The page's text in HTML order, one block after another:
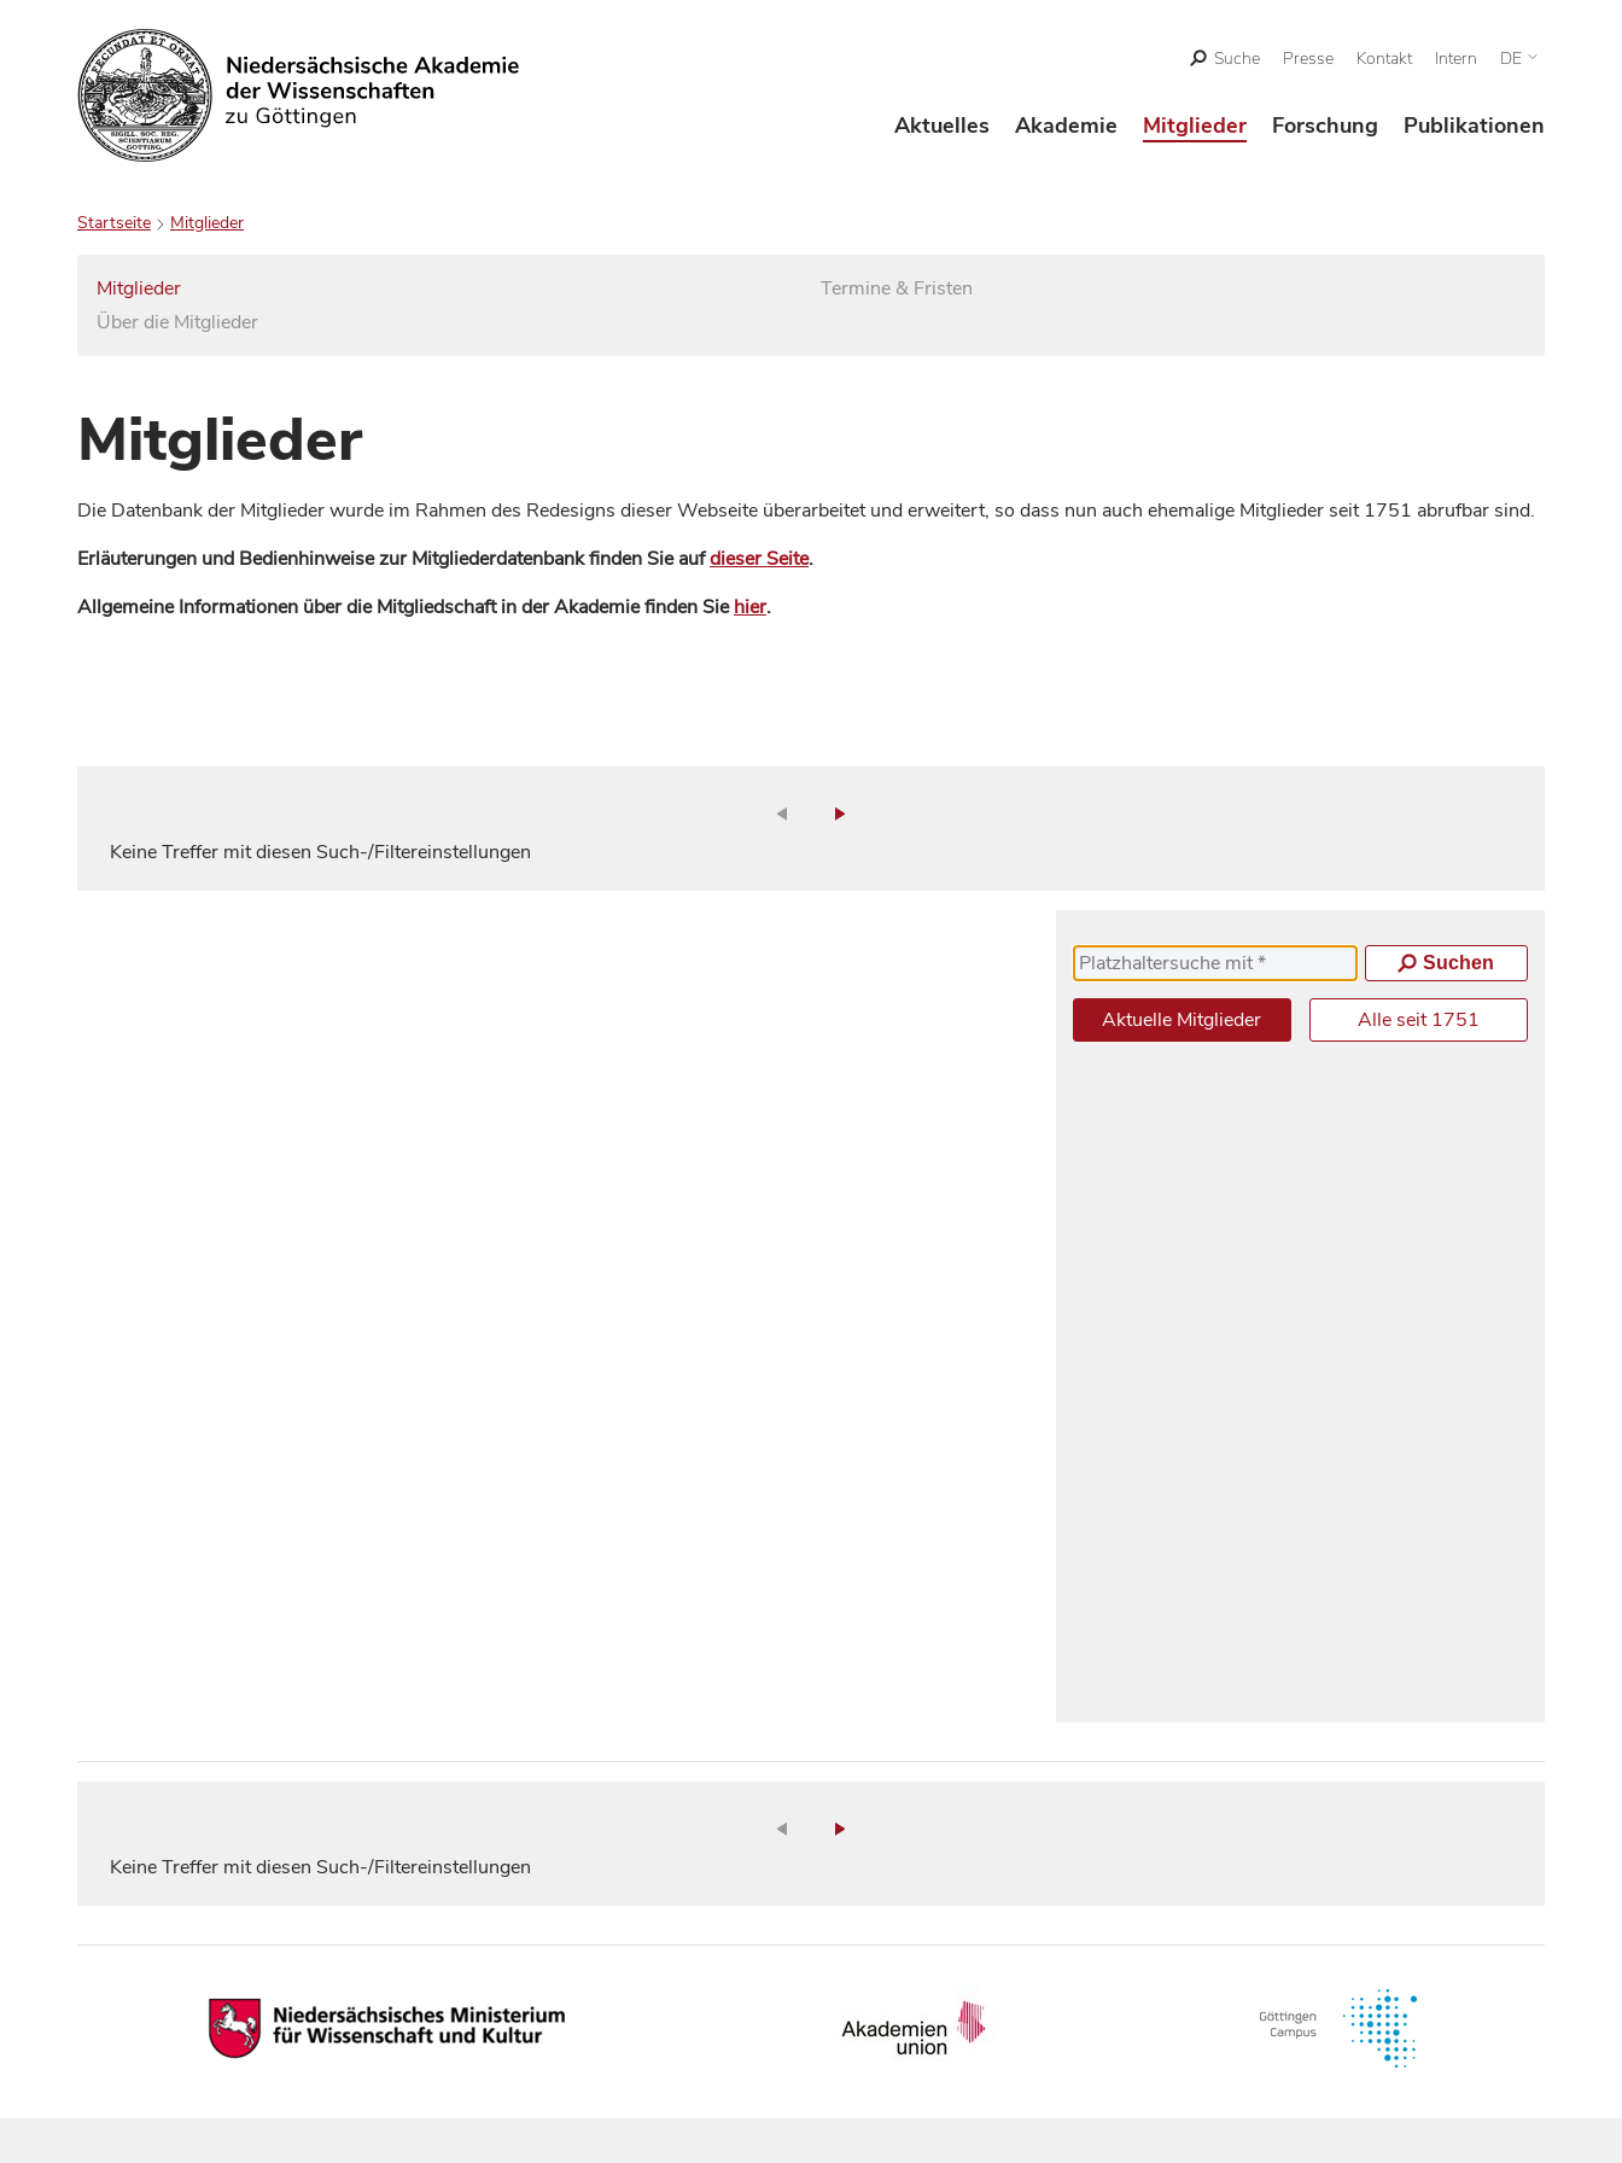
Suchen
Suche Presse Kontakt Intern DE
Aktuelles Akademie Mitglieder Forschung Publikationen
Startseite Mitglieder
Mitglieder
Über die Mitglieder
Termine & Fristen
Mitglieder
Die Datenbank der Mitglieder wurde im Rahmen des Redesigns dieser Webseite überarbeitet und erweitert, so dass nun auch ehemalige Mitglieder seit 1751 abrufbar sind.
Erläuterungen und Bedienhinweise zur Mitgliederdatenbank finden Sie aufdieser Seite.
Allgemeine Informationen über die Mitgliedschaft in der Akademie finden Siehier.
Keine Treffer mit diesen Such-/Filtereinstellungen
Suchen
Aktuelle Mitglieder Alle seit 1751
Keine Treffer mit diesen Such-/Filtereinstellungen